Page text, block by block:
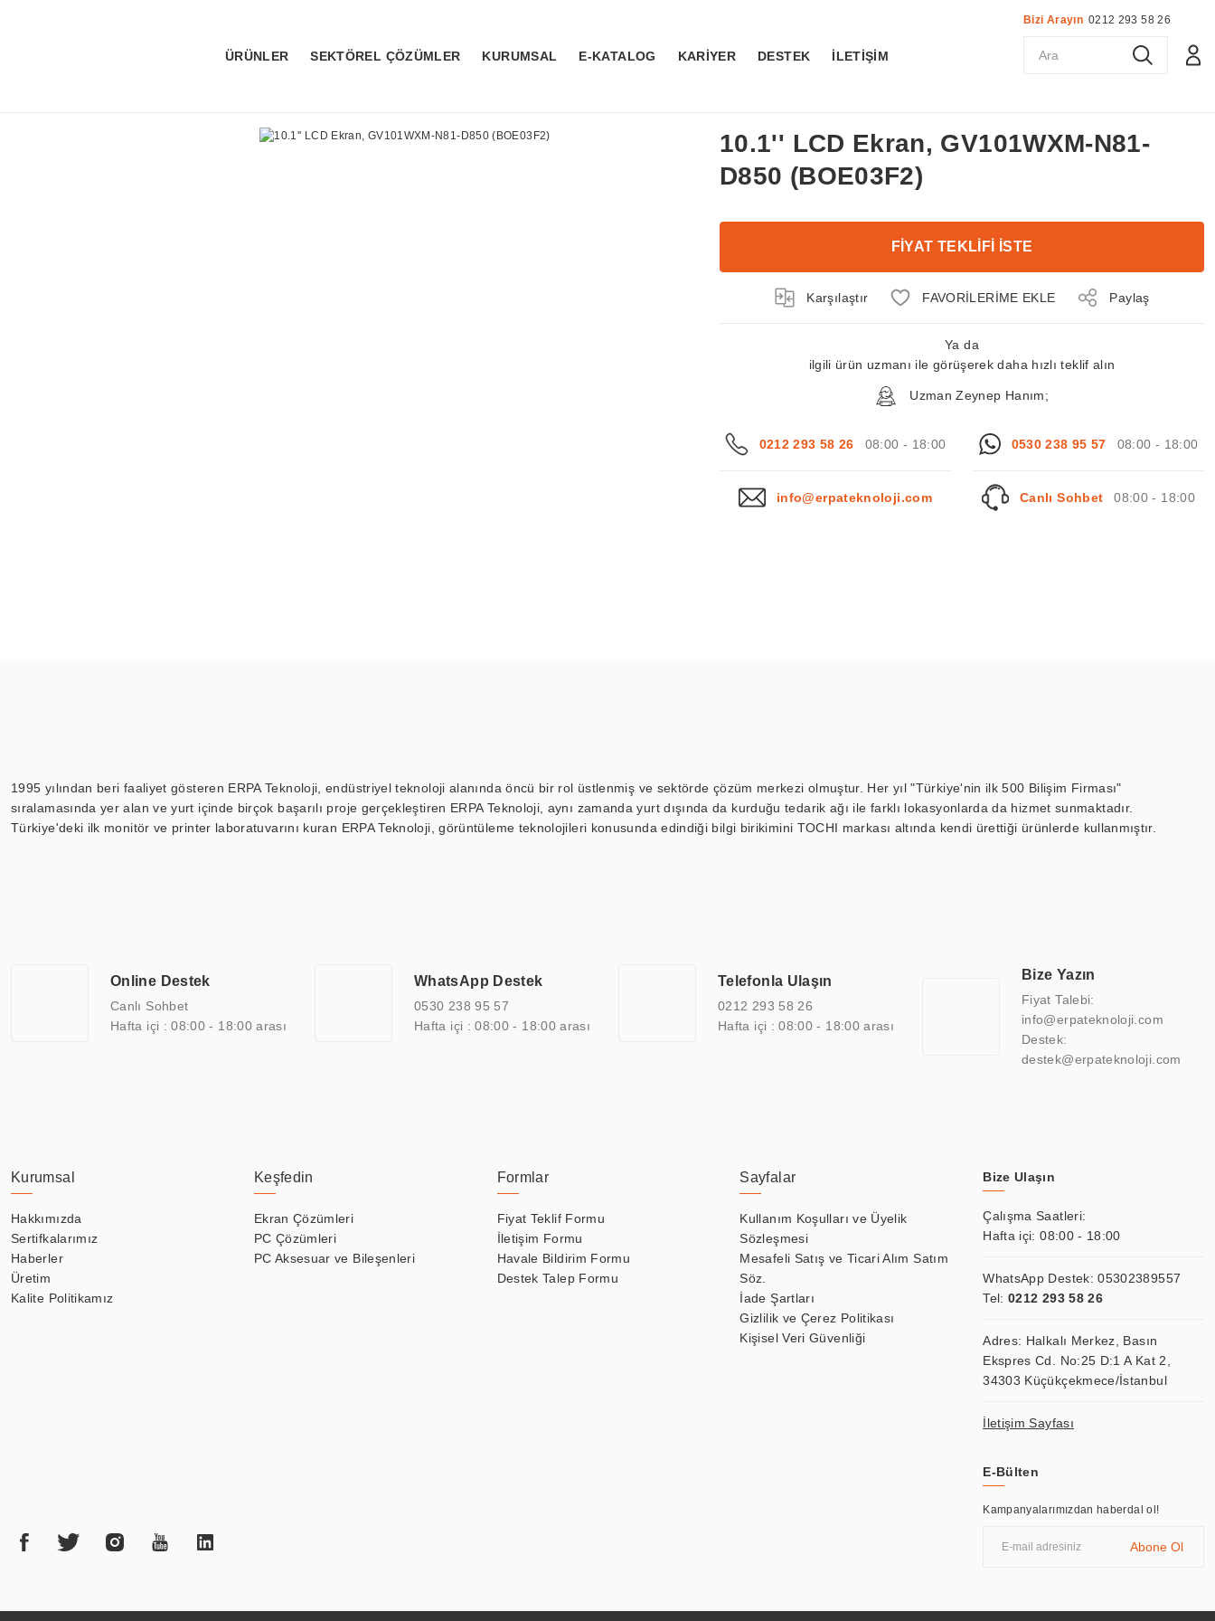
ÜRÜNLER SEKTÖREL ÇÖZÜMLER KURUMSAL E-KATALOG KARİYER DESTEK İLETİŞİM
Bizi Arayın 0212 293 58 26
10.1'' LCD Ekran, GV101WXM-N81-
D850 (BOE03F2)
FİYAT TEKLİFİ İSTE
Karşılaştır Paylaş
Ya da
ilgili ürün uzmanı ile görüşerek daha hızlı teklif alın
Uzman Zeynep Hanım;
0212 293 58 26 08:00 - 18:00 0530 238 95 57 08:00 - 18:00
info@erpateknoloji.com Canlı Sohbet 08:00 - 18:00
1995 yılından beri faaliyet gösteren ERPA Teknoloji, endüstriyel teknoloji alanında öncü bir rol üstlenmiş ve sektörde çözüm merkezi olmuştur. Her yıl "Türkiye'nin ilk 500 Bilişim Firması"
sıralamasında yer alan ve yurt içinde birçok başarılı proje gerçekleştiren ERPA Teknoloji, aynı zamanda yurt dışında da kurduğu tedarik ağı ile farklı lokasyonlarda da hizmet sunmaktadır.
Türkiye'deki ilk monitör ve printer laboratuvarını kuran ERPA Teknoloji, görüntüleme teknolojileri konusunda edindiği bilgi birikimini TOCHI markası altında kendi ürettiği ürünlerde kullanmıştır.
arasında yer almaktadır. ERPA Teknoloji, uluslararası standartlarda kalite belgelerine ve sertifikalara sahip olup, etik değerlere bağlı bir şekilde hareket etmektedir. Kaliteli ekipmanı, uzman kadroları,
yılların getirdiği bilgi ve tecrübe ile birleştiren ERPA Teknoloji, özel çözümleri ile iş ortaklarının öne çıkmasına ve sürekli gelişimine katkı sağlamaktadır.
Online Destek
Canlı Sohbet
Hafta içi : 08:00 - 18:00 arası
WhatsApp Destek
0530 238 95 57
Hafta içi : 08:00 - 18:00 arası
Telefonla Ulaşın
0212 293 58 26
Hafta içi : 08:00 - 18:00 arası
Bize Yazın
Fiyat Talebi:
info@erpateknoloji.com
Destek:
destek@erpateknoloji.com
Kurumsal
Hakkımızda
Sertifkalarımız
Haberler
Üretim
Kalite Politikamız
Keşfedin
Ekran Çözümleri
PC Çözümleri
PC Aksesuar ve Bileşenleri
Formlar
Fiyat Teklif Formu
İletişim Formu
Havale Bildirim Formu
Destek Talep Formu
Sayfalar
Kullanım Koşulları ve Üyelik
Sözleşmesi
Mesafeli Satış ve Ticari Alım Satım
Söz.
İade Şartları
Gizlilik ve Çerez Politikası
Kişisel Veri Güvenliği
Bize Ulaşın
Çalışma Saatleri:
Hafta içi: 08:00 - 18:00
WhatsApp Destek:05302389557
Tel: 0212 293 58 26
Adres: Halkalı Merkez, Basın
Ekspres Cd. No:25 D:1 A Kat 2,
34303 Küçükçekmece/İstanbul
İletişim Sayfası
E-Bülten
Kampanyalarımızdan haberdal ol!
Abone Ol